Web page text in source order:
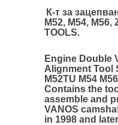
К-т за
M52, M54, M56,
TOOLS.
Engine Double
Alignment Tool
M52TU M54
Contains the
assemble and
VANOS
in 1998 and